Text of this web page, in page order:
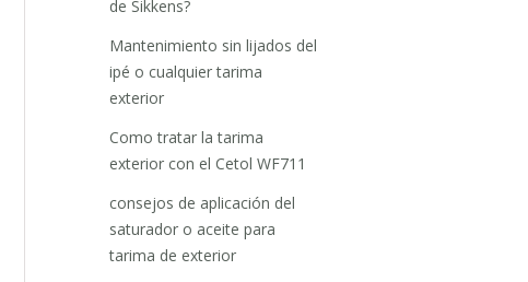
de Sikkens?
Mantenimiento sin lijados del
ipé o cualquier tarima
exterior
Como tratar la tarima
exterior con el Cetol WF711
consejos de aplicación del
saturador o aceite para
tarima de exterior